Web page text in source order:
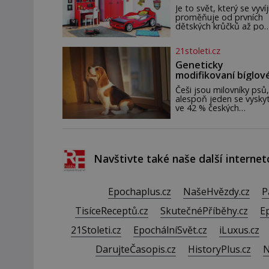
elektráren v Evropě,
se na horské hřebeny,
projet se na koloběžce
den zakončit
Losinách nebo v
Je to svět, který se
proměňuje od prvních
dětských krůčků až po
bezpečí, kreativitu,
soustředění i odpočinek
reaguje na každou
života a specifické
dítěte. Pro nejmenší je
klíčová jednoduchost,
měkkost a bezpečí,
by pokoj miminka měl
21stoleti.cz
Geneticky
modifikovaní
mohou být nadějí pro
alergiky
Češi jsou milovníky psů,
alespoň jeden se
ve 42 % českých
alergičtí. Jejich imu
Navštivte také naše další
Epochaplus.cz NašeHvězdy.cz
TisíceReceptů.cz
SkutečnéPříběhy.cz
21Stoleti.cz
EpochálníSvět.cz iLuxus.cz
DarujteČasopis.cz
HistoryPlus.cz